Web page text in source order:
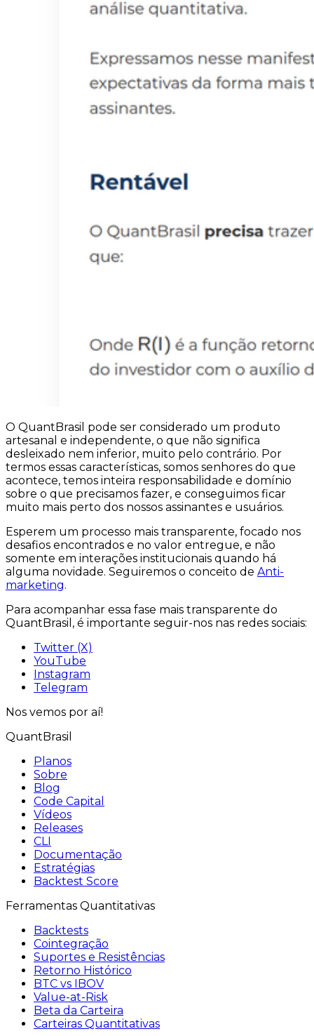
O QuantBrasil pode ser considerado um produto
artesanal e independente, o que não significa
desleixado nem inferior, muito pelo contrário. Por
termos essas características, somos senhores do que
acontece, temos inteira responsabilidade e domínio
sobre o que precisamos fazer, e conseguimos ficar
muito mais perto dos nossos assinantes e usuários.
Esperem um processo mais transparente, focado nos
desafios encontrados e no valor entregue, e não
somente em interações institucionais quando há
alguma novidade. Seguiremos o conceito de Anti-
marketing.
Para acompanhar essa fase mais transparente do
QuantBrasil, é importante seguir-nos nas redes sociais:
Twitter (X)
YouTube
Instagram
Telegram
Nos vemos por aí!
QuantBrasil
Planos
Sobre
Blog
Code Capital
Vídeos
Releases
CLI
Documentação
Estratégias
Backtest Score
Ferramentas Quantitativas
Backtests
Cointegração
Suportes e Resistências
Retorno Histórico
BTC vs IBOV
Value-at-Risk
Beta da Carteira
Carteiras Quantitativas